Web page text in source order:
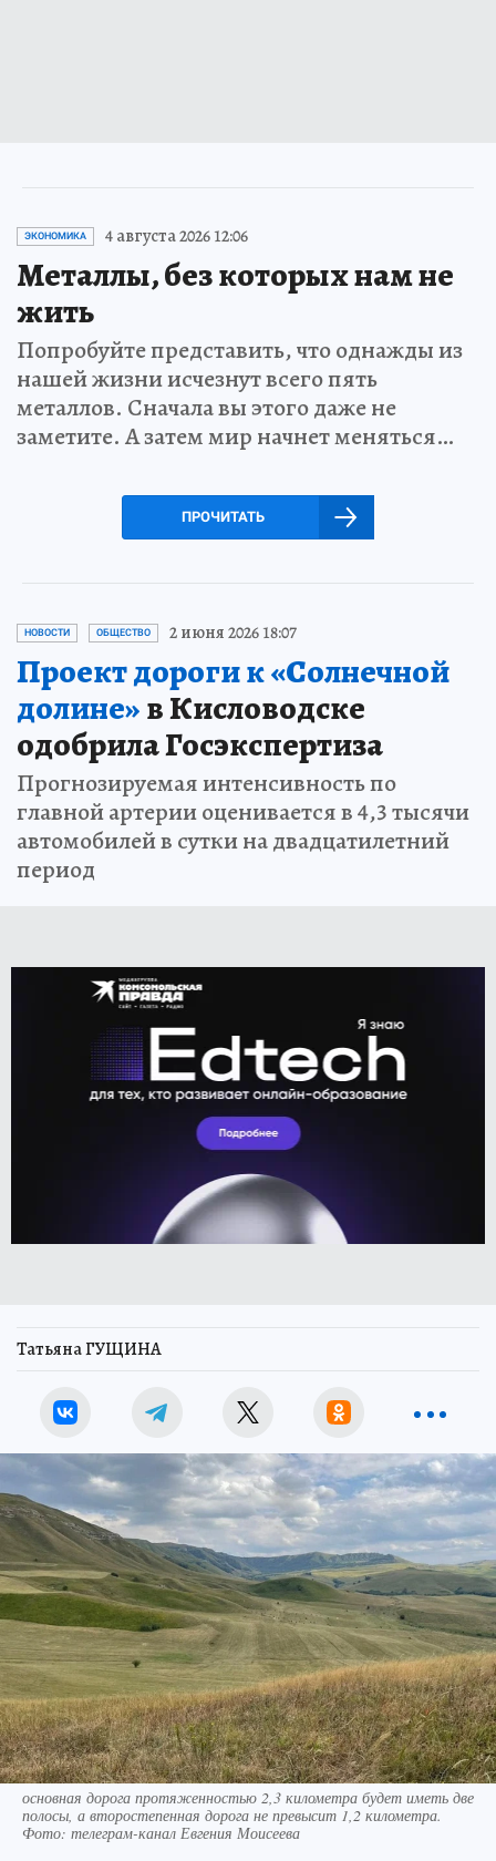
ЭКОНОМИКА 4 августа 2026 12:06
Металлы, без которых нам не
жить
Попробуйте представить, что однажды из
нашей жизни исчезнут всего пять
металлов. Сначала вы этого даже не
заметите. А затем мир начнет меняться…
ПРОЧИТАТЬ
НОВОСТИ ОБЩЕСТВО 2 июня 2026 18:07
Проект дороги к «Солнечной
долине»в Кисловодске
одобрила Госэкспертиза
Прогнозируемая интенсивность по
главной артерии оценивается в 4,3 тысячи
автомобилей в сутки на двадцатилетний
период
Татьяна ГУЩИНА
основная дорога протяженностью 2,3 километра будет иметь две
полосы, а второстепенная дорога не превысит 1,2 километра.
Фото: телеграм-канал Евгения Моисеева